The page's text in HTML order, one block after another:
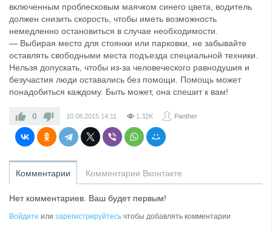
включенным проблесковым маячком синего цвета, водитель
должен снизить скорость, чтобы иметь возможность
немедленно остановиться в случае необходимости.
— Выбирая место для стоянки или парковки, не забывайте
оставлять свободными места подъезда специальной техники.
Нельзя допускать, чтобы из-за человеческого равнодушия и
безучастия люди оставались без помощи. Помощь может
понадобиться каждому. Быть может, она спешит к вам!
0 10.08.2015 14:11 1.32K Panther
Комментарии Комментарии Вконтакте
Нет комментариев. Ваш будет первым!
Войдите или зарегистрируйтесь чтобы добавлять комментарии